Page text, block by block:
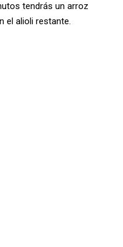
tendrás un arroz
el alioli restante.